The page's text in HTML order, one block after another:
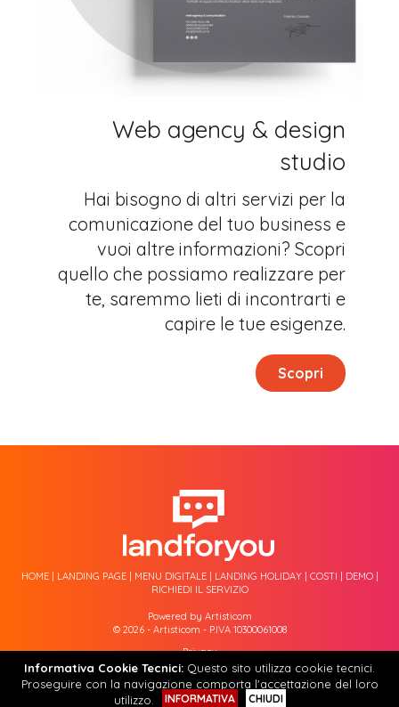
Web agency & design
studio
Hai bisogno di altri servizi per la
comunicazione del tuo business e
vuoi altre informazioni? Scopri
quello che possiamo realizzare per
te, saremmo lieti di incontrarti e
capire le tue esigenze.
Scopri
HOME| LANDING PAGE| MENU DIGITALE| LANDING HOLIDAY| COSTI DEMO|
RICHIEDI IL SERVIZIO
Powered by Artisticom
© 2026 - Artisticom - P.IVA 10300061008
Privacy
Cookie Tecnici
Informativa Cookie Tecnici: Questo sito utilizza cookie tecnici.
Proseguire con la navigazione comporta l'accettazione del loro
utilizzo.
INFORMATIVA CHIUDI